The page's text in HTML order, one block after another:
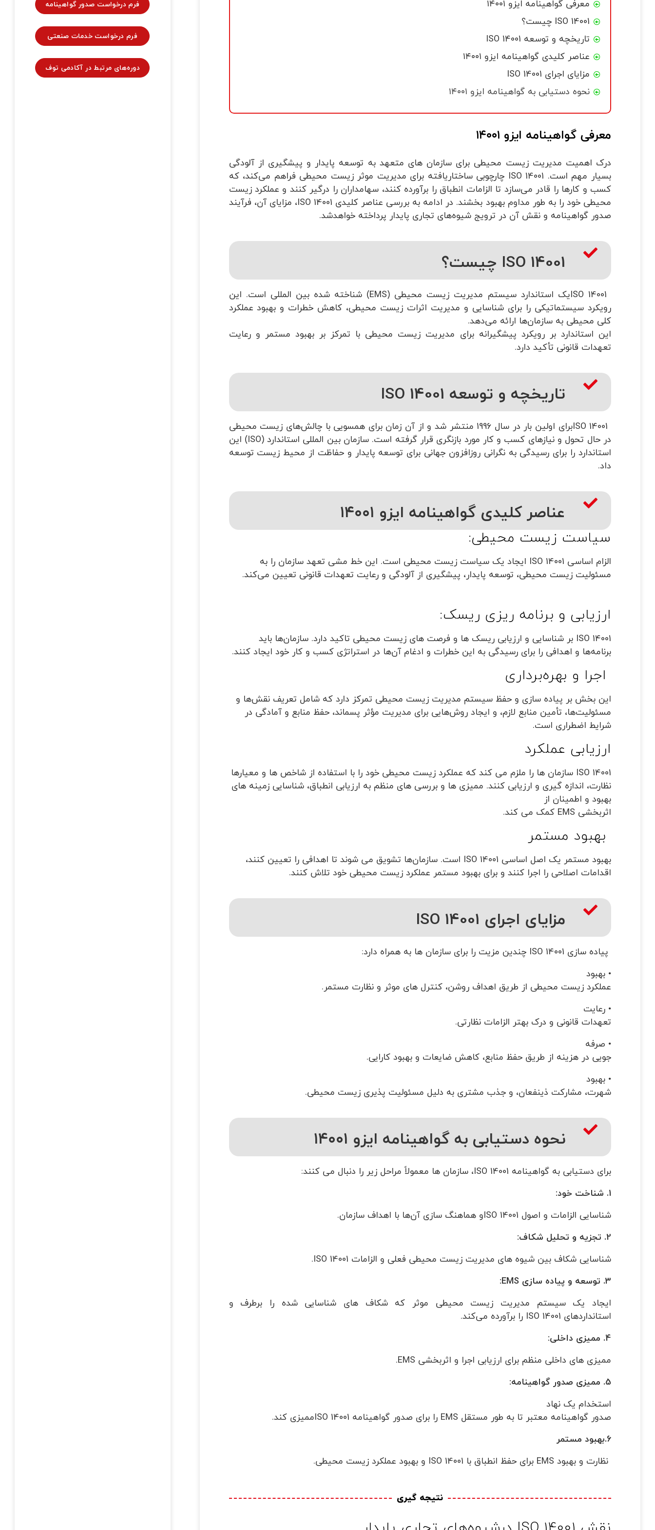
معرفی گواهینامه ایزو ۱۴۰۰۱
ISO 14001 چیست؟​​
تاریخچه و توسعه ISO 14001
عناصر کلیدی گواهینامه ایزو ۱۴۰۰۱
مزایای اجرای ISO 14001
نحوه دستیابی به گواهینامه ایزو ۱۴۰۰۱
معرفی گواهینامه ایزو ۱۴۰۰۱
درک اهمیت مدیریت زیست محیطی برای سازمان های متعهد به توسعه پایدار و پیشگیری از آلودگی
بسیار مهم است. ISO 14001 چارچوبی ساختاریافته برای مدیریت موثر زیست محیطی فراهم می‌کند، که
کسب و کارها را قادر می‌سازد تا الزامات انطباق را برآورده کنند، سهامداران را درگیر کنند و عملکرد زیست
محیطی خود را به طور مداوم بهبود بخشند. در ادامه به بررسی عناصر کلیدی ISO 14001، مزایای آن، فرآیند
صدور گواهینامه و نقش آن در ترویج شیوه‌های تجاری پایدار پرداخته خواهدشد.
ISO 14001 چیست؟​​
ISO 14001یک استاندارد سیستم مدیریت زیست محیطی (EMS) شناخته شده بین المللی است. این
رویکرد سیستماتیکی را برای شناسایی و مدیریت اثرات زیست محیطی، کاهش خطرات و بهبود عملکرد
کلی محیطی به سازمانها ارائه میدهد.
این استاندارد بر رویکرد پیشگیرانه برای مدیریت زیست محیطی با تمرکز بر بهبود مستمر و رعایت
تعهدات قانونی تأکید دارد.
تاریخچه و توسعه ISO 14001
ISO 14001برای اولین بار در سال 1996 منتشر شد و از آن زمان برای همسویی با چالش
های زیست محیطی
در حال تحول و نیازهای کسب و کار مورد بازنگری قرار گرفته است. سازمان بین المللی استاندارد(ISO) این
استاندارد را برای رسیدگی به نگرانی روزافزون جهانی برای توسعه پایدار و حفاظت از محیط زیست توسعه
داد.
عناصر کلیدی گواهینامه ایزو ۱۴۰۰۱
سیاست زیست محیطی:
الزام اساسی ISO 14001 ایجاد یک سیاست زیست محیطی است. این خط مشی تعهد سازمان را به
مسئولیت زیست محیطی، توسعه پایدار، پیشگیری از آلودگی و رعایت تعهدات قانونی تعیین میکند.
ارزیابی و برنامه ریزی ریسک:
ISO 14001 بر شناسایی و ارزیابی ریسک ها و فرصت های زیست محیطی تاکید دارد. سازمانها باید
برنامهها و اهدافی را برای رسیدگی به این خطرات و ادغام آنها در استراتژی کسب و کار خود ایجاد کنند.
اجرا و بهرهبرداری
این بخش بر پیاده سازی و حفظ سیستم مدیریت زیست محیطی تمرکز دارد که شامل تعریف نقش‌ها و
مسئولیت‌ها، تأمین منابع لازم، و ایجاد روش‌هایی برای مدیریت مؤثر پسماند، حفظ منابع و آمادگی در
شرایط اضطراری است.
ارزیابی عملکرد
ISO 14001 سازمان ها را ملزم می کند که عملکرد زیست محیطی خود را با استفاده از شاخص ها و معیارها
نظارت، اندازه گیری و ارزیابی کنند. ممیزی ها و بررسی های منظم به ارزیابی انطباق، شناسایی زمینه های
بهبود و اطمینان از
اثربخشی EMS کمک می کند.
بهبود مستمر
بهبود مستمر یک اصل اساسی ISO 14001 است. سازمان‌ها تشویق می شوند تا اهدافی را تعیین کنند،
اقدامات اصلاحی را اجرا کنند و برای بهبود مستمر عملکرد زیست محیطی خود تلاش کنند.
مزایای اجرای ISO 14001
پیاده سازی ISO 14001 چندین مزیت را برای سازمان ها به همراه دارد:
• بهبود
عملکرد زیست محیطی از طریق اهداف روشن، کنترل های موثر و نظارت مستمر.
• رعایت
تعهدات قانونی و درک بهتر الزامات نظارتی.
• صرفه
جویی در هزینه از طریق حفظ منابع، کاهش ضایعات و بهبود کارایی.
• بهبود
شهرت، مشارکت ذینفعان، و جذب مشتری به دلیل مسئولیت پذیری زیست محیطی.
نحوه دستیابی به گواهینامه ایزو ۱۴۰۰۱
برای دستیابی به گواهینامه ISO 14001، سازمان ها معمولاً مراحل زیر را دنبال می کنند:
1. شناخت خود:
شناسایی الزامات و اصول ISO 14001و هماهنگ سازی آن‌ها با اهداف سازمان.
2. تجزیه و تحلیل شکاف:
شناسایی شکاف بین شیوه های مدیریت زیست محیطی فعلی و الزامات ISO 14001.
3. توسعه و پیاده سازی EMS:
ایجاد یک سیستم مدیریت زیست محیطی موثر که شکاف های شناسایی شده را برطرف و
استانداردهای ISO 14001 را برآورده می‌کند.
4. ممیزی داخلی:
ممیزی های داخلی منظم برای ارزیابی اجرا و اثربخشی EMS.
5. ممیزی صدور گواهینامه:
استخدام یک نهاد
صدور گواهینامه معتبر تا به طور مستقل EMS را برای صدور گواهینامه ISO 14001ممیزی کند.
6.بهبود مستمر
نظارت و بهبود EMS برای حفظ انطباق با ISO 14001 و بهبود عملکرد زیست محیطی.
نتیجه گیری
فرم درخواست صدور گواهینامه
فرم درخواست خدمات صنعتی
دوره‌های مرتبط در آکادمی توف